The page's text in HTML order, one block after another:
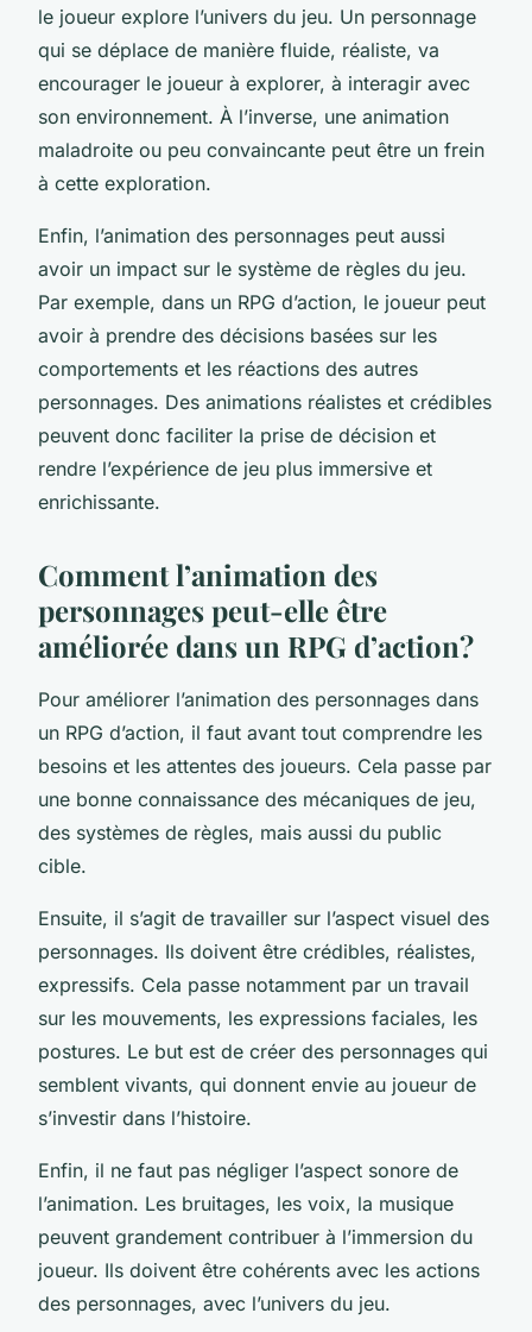
le joueur explore l’univers du jeu. Un personnage
qui se déplace de manière fluide, réaliste, va
encourager le joueur à explorer, à interagir avec
son environnement. À l’inverse, une animation
maladroite ou peu convaincante peut être un frein
à cette exploration.
Enfin, l’animation des personnages peut aussi
avoir un impact sur le système de règles du jeu.
Par exemple, dans un RPG d’action, le joueur peut
avoir à prendre des décisions basées sur les
comportements et les réactions des autres
personnages. Des animations réalistes et crédibles
peuvent donc faciliter la prise de décision et
rendre l’expérience de jeu plus immersive et
enrichissante.
Comment l’animation des
personnages peut-elle être
améliorée dans un RPG d’action?
Pour améliorer l’animation des personnages dans
un RPG d’action, il faut avant tout comprendre les
besoins et les attentes des joueurs. Cela passe par
une bonne connaissance des mécaniques de jeu,
des systèmes de règles, mais aussi du public
cible.
Ensuite, il s’agit de travailler sur l’aspect visuel des
personnages. Ils doivent être crédibles, réalistes,
expressifs. Cela passe notamment par un travail
sur les mouvements, les expressions faciales, les
postures. Le but est de créer des personnages qui
semblent vivants, qui donnent envie au joueur de
s’investir dans l’histoire.
Enfin, il ne faut pas négliger l’aspect sonore de
l’animation. Les bruitages, les voix, la musique
peuvent grandement contribuer à l’immersion du
joueur. Ils doivent être cohérents avec les actions
des personnages, avec l’univers du jeu.